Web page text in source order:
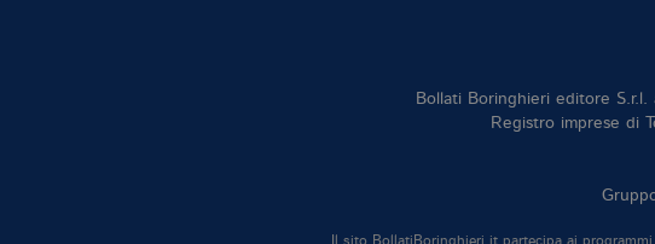
Bollati Boringhieri editore
Registro imprese di
Il sito BollatiBoringhieri.it partecipa ai